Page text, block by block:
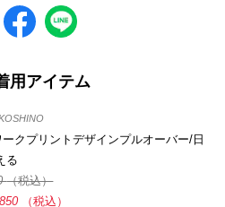
用アイテム
ークプリントデザインプルオーバー/日
る
（税込）
（税込）